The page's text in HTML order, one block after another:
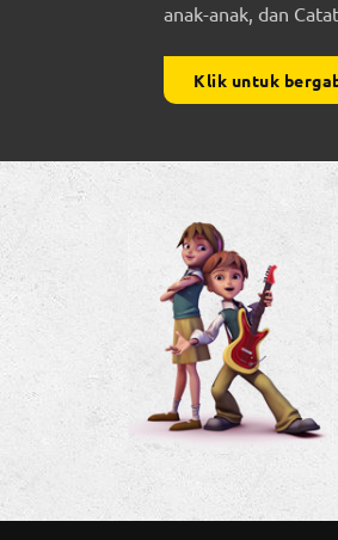
anak-anak, dan
Klik untuk